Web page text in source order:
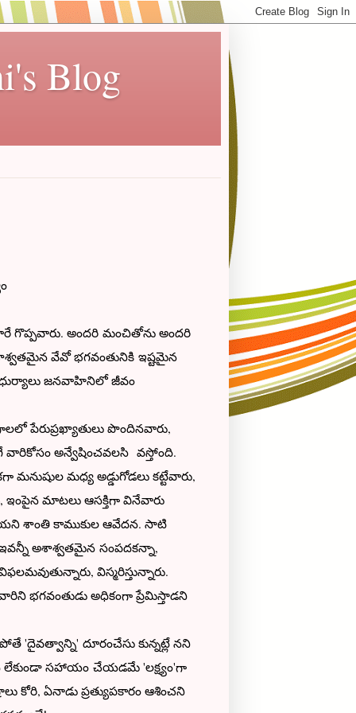
Blog
అందరి మంచితోను అందరి
వేవో భగవంతునికి ఇష్టమైన
జనవాహినిలో జీవం
పొందినవారు,
వారికోసం అన్వేషించవలసి వస్తోంది.
మధ్య అడ్డుగోడలు కట్టేవారు,
మాటలు ఆసక్తిగా వినేవారు
శాంతి కాముకుల ఆవేదన. సాటి
అశాశ్వతమైన సంపదకన్నా,
విస్మరిస్తున్నారు.
భగవంతుడు అధికంగా ప్రేమిస్తాడని
'దైవత్వాన్ని' దూరంచేసు కున్నట్లే నని
లేకుండా సహాయం చేయడమే 'లక్ష్యం'గా
కోరి, ఏనాడు ప్రత్యుపకారం ఆశించని